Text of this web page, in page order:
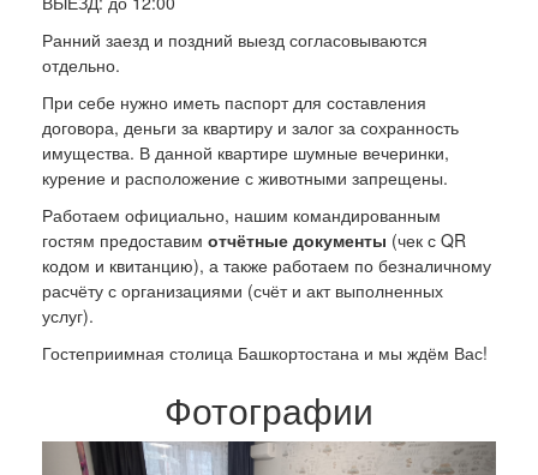
Ранний заезд и поздний выезд согласовываются
отдельно.
При себе нужно иметь паспорт для составления
договора, деньги за квартиру и залог за сохранность
имущества. В данной квартире шумные вечеринки,
курение и расположение с животными запрещены.
Работаем официально, нашим командированным
гостям предоставим отчётные документы (чек с QR
кодом и квитанцию), а также работаем по безналичному
расчёту с организациями (счёт и акт выполненных
услуг).
Гостеприимная столица Башкортостана и мы ждём Вас!
Фотографии
Previous Next